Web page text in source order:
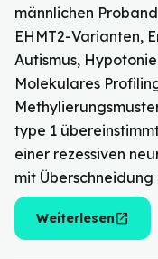
männlichen
EHMT2-Varianten,
Autismus,
Molekulares
type 1
einer rezessiven
mit
Weiterlesenopen_in_new